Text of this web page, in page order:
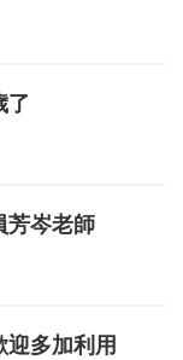
了
芳岑老師
迎多加利用